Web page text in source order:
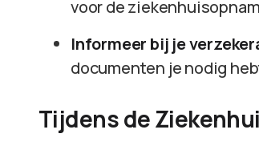
voor de
Informeer bij je
documenten je nodig
Tijdens de